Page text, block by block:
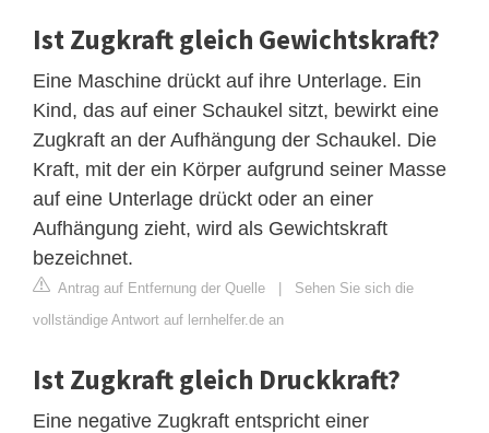
Ist Zugkraft gleich Gewichtskraft?
Eine Maschine drückt auf ihre Unterlage. Ein
Kind, das auf einer Schaukel sitzt, bewirkt eine
Zugkraft an der Aufhängung der Schaukel. Die
Kraft, mit der ein Körper aufgrund seiner Masse
auf eine Unterlage drückt oder an einer
Aufhängung zieht, wird als Gewichtskraft
bezeichnet.
Antrag auf Entfernung der Quelle | Sehen Sie sich die
vollständige Antwort auf lernhelfer.de an
Ist Zugkraft gleich Druckkraft?
Eine negative Zugkraft entspricht einer